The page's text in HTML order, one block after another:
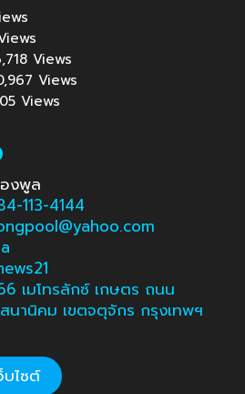
Views
Views
Views
งพูล
113-4144
เมโทรลักซ์ เกษตร ถนน
นานิคม เขตจตุจักร กรุงเทพฯ
ไซต์